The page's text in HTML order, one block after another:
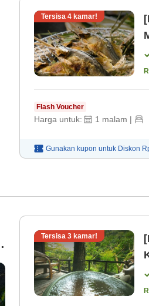
Tersisa 4 kamar!
Flash Voucher
Harga untuk: 1 malam |
Gunakan kupon untuk Diskon
Tersisa 3 kamar!